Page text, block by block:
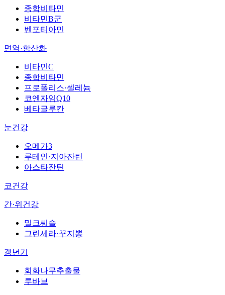
종합비타민
비타민B군
벤포티아민
면역·항산화
비타민C
종합비타민
프로폴리스·셀레늄
코엔자임Q10
베타글루칸
눈건강
오메가3
루테인·지아잔틴
아스타잔틴
코건강
간·위건강
밀크씨슬
그린세라·꾸지뽕
갱년기
회화나무추출물
루바브